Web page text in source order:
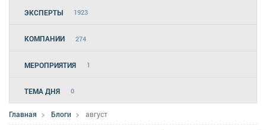
ЭКСПЕРТЫ 1923
КОМПАНИИ 274
МЕРОПРИЯТИЯ 1
ТЕМА ДНЯ 0
Главная Блоги август